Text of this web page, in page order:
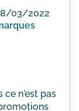
03/2022
ce n'est pas